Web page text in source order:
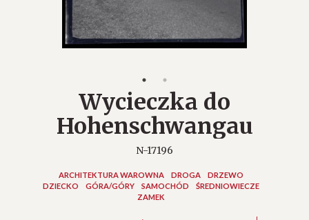
Wycieczka do
Hohenschwangau
N-17196
ARCHITEKTURA WAROWNA DROGA
DRZEWO
DZIECKO
GÓRA/GÓRY SAMOCHÓD
ŚREDNIOWIECZE
ZAMEK